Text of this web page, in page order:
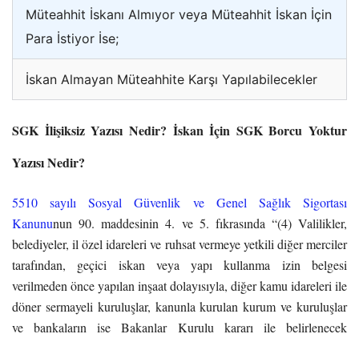
Müteahhit İskanı Almıyor veya Müteahhit İskan İçin
Para İstiyor İse;
İskan Almayan Müteahhite Karşı Yapılabilecekler
SGK İlişiksiz Yazısı Nedir? İskan İçin SGK Borcu Yoktur
Yazısı Nedir?
5510 sayılı Sosyal Güvenlik ve Genel Sağlık Sigortası
Kanununun 90. maddesinin 4. ve 5. fıkrasında “(4) Valilikler,
belediyeler, il özel idareleri ve ruhsat vermeye yetkili diğer merciler
tarafından, geçici iskan veya yapı kullanma izin belgesi
verilmeden önce yapılan inşaat dolayısıyla, diğer kamu idareleri ile
döner sermayeli kuruluşlar, kanunla kurulan kurum ve kuruluşlar
ve bankaların ise Bakanlar Kurulu kararı ile belirlenecek